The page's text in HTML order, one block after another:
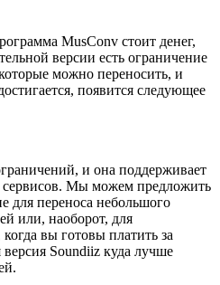
MusConv стоит денег,
версии есть ограничение
можно переносить, и
появится следующее
и она поддерживает
сервисов. Мы можем предложить
для переноса небольшого
или, наоборот, для
вы готовы платить за
Soundiiz куда лучше